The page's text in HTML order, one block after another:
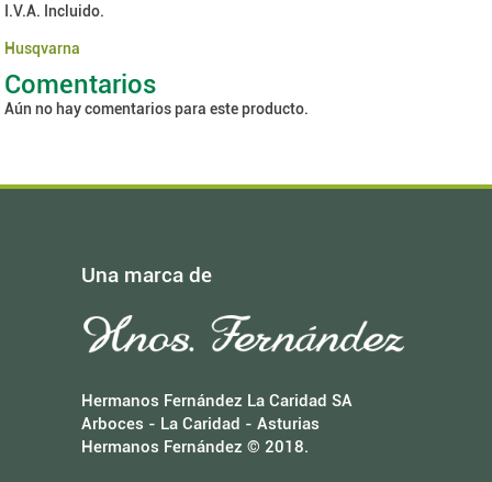
I.V.A. Incluido.
Husqvarna
Comentarios
Aún no hay comentarios para este producto.
Una marca de
Hermanos Fernández La Caridad SA
Arboces - La Caridad - Asturias
Hermanos Fernández © 2018.